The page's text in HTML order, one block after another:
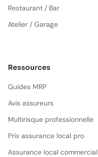
Restaurant / Bar
Atelier / Garage
Ressources
Guides MRP
Avis assureurs
Multirisque professionnelle
Prix assurance local pro
Assurance local commercial